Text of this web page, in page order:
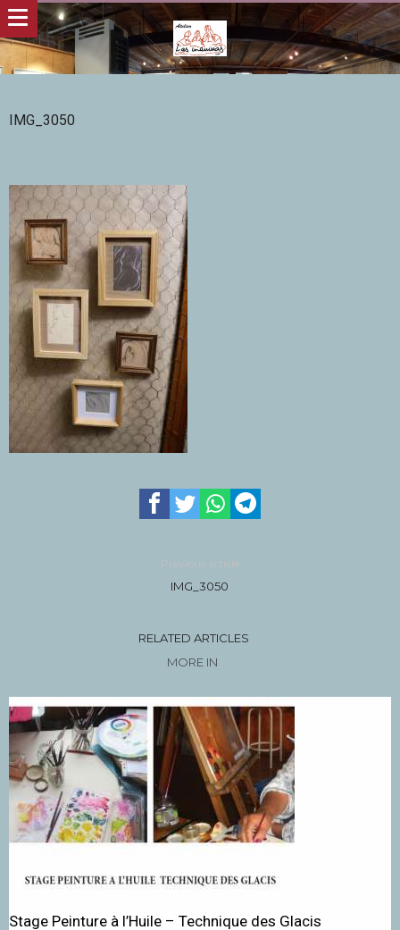
IMG_3050
Previous article
IMG_3050
RELATED ARTICLES
MORE IN
Stage Peinture à l’Huile – Technique des Glacis